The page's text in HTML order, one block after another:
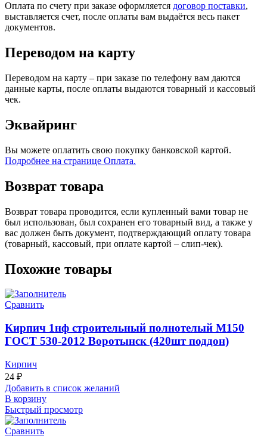
Оплата по счету при заказе оформляется договор поставки,
выставляется счет, после оплаты вам выдаётся весь пакет
документов.
Переводом на карту
Переводом на карту – при заказе по телефону вам даются
данные карты, после оплаты выдаются товарный и кассовый
чек.
Эквайринг
Вы можете оплатить свою покупку банковской картой.
Подробнее на странице Оплата.
Возврат товара
Возврат товара проводится, если купленный вами товар не
был использован, был сохранен его товарный вид, а также у
вас должен быть документ, подтверждающий оплату товара
(товарный, кассовый, при оплате картой – слип-чек).
Похожие товары
Сравнить
Кирпич 1нф строительный полнотелый М150
ГОСТ 530-2012 Воротынск (420шт поддон)
Кирпич
24 ₽
Добавить в список желаний
В корзину
Быстрый просмотр
Сравнить